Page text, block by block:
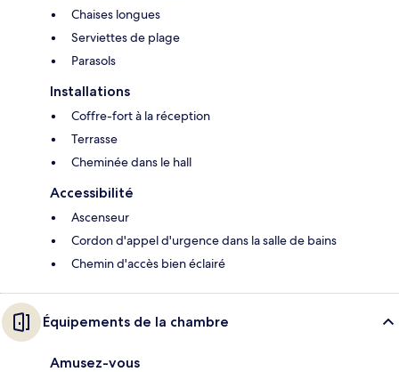
Chaises longues
Serviettes de plage
Parasols
Installations
Coffre-fort à la réception
Terrasse
Cheminée dans le hall
Accessibilité
Ascenseur
Cordon d'appel d'urgence dans la salle de bains
Chemin d'accès bien éclairé
Équipements de la chambre
Amusez-vous